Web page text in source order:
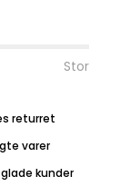
Stor
returret
varer
glade kunder